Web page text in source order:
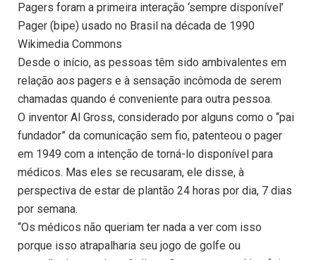
Pagers foram a primeira interação ‘sempre disponível’
Pager (bipe) usado no Brasil na década de 1990
Wikimedia Commons
Desde o início, as pessoas têm sido ambivalentes em
relação aos pagers e à sensação incômoda de serem
chamadas quando é conveniente para outra pessoa.
O inventor Al Gross, considerado por alguns como o “pai
fundador” da comunicação sem fio, patenteou o pager
em 1949 com a intenção de torná-lo disponível para
médicos. Mas eles se recusaram, ele disse, à
perspectiva de estar de plantão 24 horas por dia, 7 dias
por semana.
“Os médicos não queriam ter nada a ver com isso
porque isso atrapalharia seu jogo de golfe ou